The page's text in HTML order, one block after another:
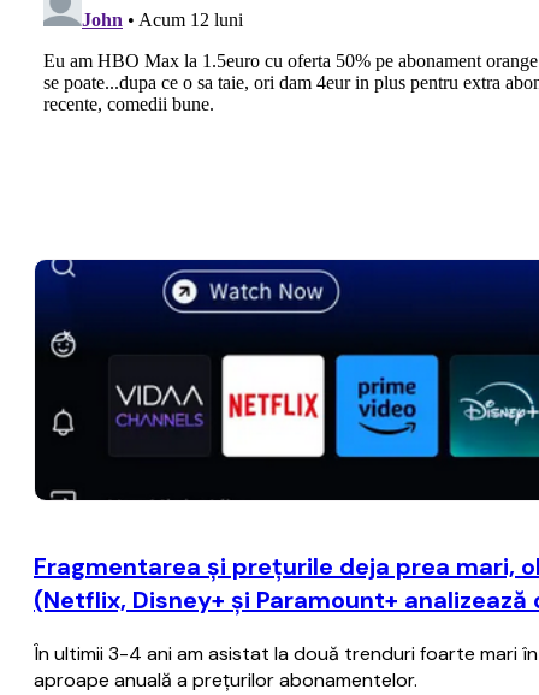
Fragmentarea şi preţurile deja prea mari,
(Netflix, Disney+ şi Paramount+
În ultimii 3-4 ani am asistat la două trenduri foarte mari
aproape anuală a preţurilor abonamentelor.